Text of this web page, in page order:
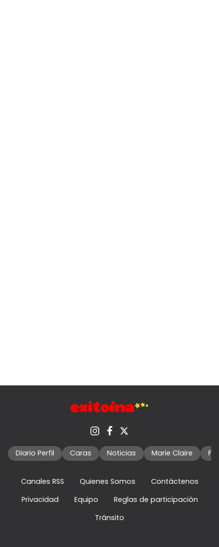
Diario Perfil Caras Noticias Marie Claire
Canales RSS Quienes Somos
Contáctenos
Privacidad
Equipo
Reglas de participación
Tránsito